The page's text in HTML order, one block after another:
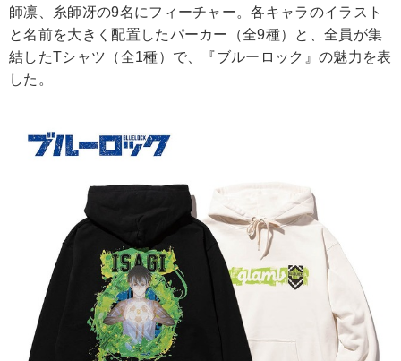
師凛、糸師冴の9名にフィーチャー。各キャラのイラスト
と名前を大きく配置したパーカー（全9種）と、全員が集
結したTシャツ（全1種）で、『ブルーロック』の魅力を表
した。